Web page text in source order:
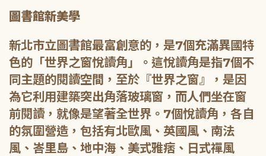
圖書館新美學
新北市立圖書館最富創意的，是7個充滿異國特
色的「世界之窗悅讀角」。這悅讀角是指7個不
同主題的閱讀空間，至於『世界之窗』，是因
為它利用建築突出角落玻璃窗，而人們坐在窗
前閱讀，就像是望著全世界。7個悅讀角，各自
的氛圍營造，包括有北歐風、英國風、南法
風、峇里島、地中海、美式雅痞、日式禪風